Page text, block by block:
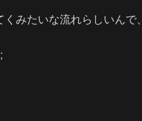
みたいな流れらしいんで、